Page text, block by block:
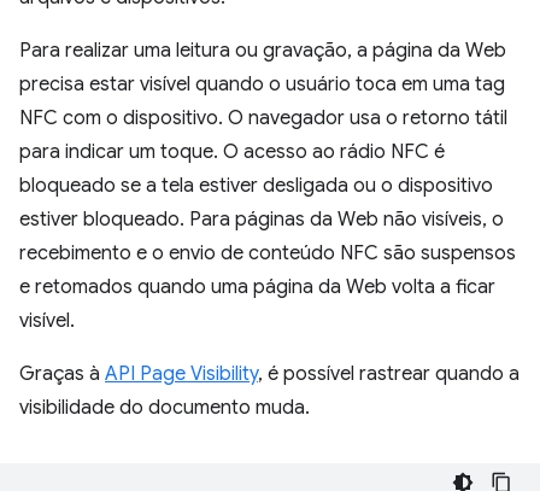
Para realizar uma leitura ou gravação, a página da Web
precisa estar visível quando o usuário toca em uma tag
NFC com o dispositivo. O navegador usa o retorno tátil
para indicar um toque. O acesso ao rádio NFC é
bloqueado se a tela estiver desligada ou o dispositivo
estiver bloqueado. Para páginas da Web não visíveis, o
recebimento e o envio de conteúdo NFC são suspensos
e retomados quando uma página da Web volta a ficar
visível.
Graças à API Page Visibility, é possível rastrear quando a
visibilidade do documento muda.